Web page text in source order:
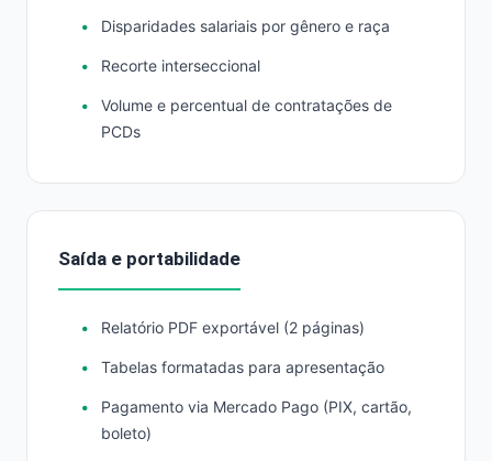
Disparidades salariais por gênero e raça
Recorte interseccional
Volume e percentual de contratações de
PCDs
Saída e portabilidade
Relatório PDF exportável (2 páginas)
Tabelas formatadas para apresentação
Pagamento via Mercado Pago (PIX, cartão,
boleto)